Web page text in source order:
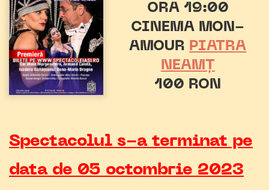
ORA 19:00
CINEMA MON-
AMOUR PIATRA
NEAMȚ
100 RON
Spectacolul s-a terminat pe
data de 05 octombrie 2023